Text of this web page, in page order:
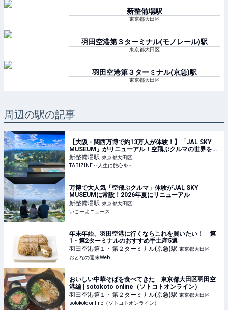
新整備場駅
東京都大田区
羽田空港第３ターミナル(モノレール)駅
東京都大田区
羽田空港第３ターミナル(京急)駅
東京都大田区
周辺の駅の記事
【大阪・関西万博で約13万人が体験！】「JAL SKY
MUSEUM」がリニューアル！空飛ぶクルマの世界を体
験できる「そらクルーズ」が新登場 | TABIZINE～人生
に旅心を～
新整備場駅 東京都大田区
TABIZINE～人生に旅心を～
万博で大人気「空飛ぶクルマ」体験がJAL SKY
MUSEUMに常設！2026年夏にリニューアル
新整備場駅 東京都大田区
いこーよニュース
年末年始、羽田空港に行くならこれを買いたい！ 第
1・第2ターミナルのおすすめ手土産5選
羽田空港第１・第２ターミナル(京急)駅 東京都大田区
おとなの週末Web
おいしい中華そばを食べてきた 東京都大田区羽田空
港編 | sotokoto online（ソトコトオンライン）
羽田空港第１・第２ターミナル(京急)駅 東京都大田区
sotokoto online（ソトコトオンライン）